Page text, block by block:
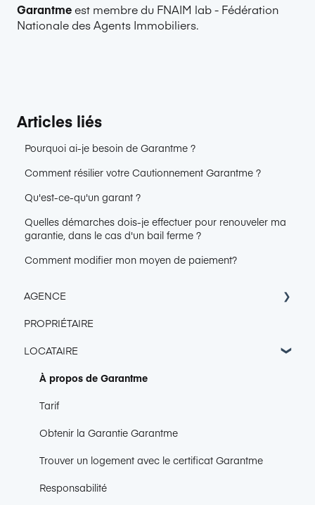
Garantmeest membre du FNAIM lab - Fédération
Nationale des Agents Immobiliers.
Articles liés
Pourquoi ai-je besoin de Garantme ?
Comment résilier votre Cautionnement Garantme ?
Qu'est-ce-qu'un garant ?
Quelles démarches dois-je effectuer pour renouveler ma
garantie, dans le cas d'un bail ferme ?
Comment modifier mon moyen de paiement?
AGENCE
Accès Console Garantme
Intégration & Export
Connexion de boîte mail
CRM
Gestion des dossiers
1-clic GLI
Agenda
PROPRIÉTAIRE
LOCATAIRE
À propos de Garantme
Tarif
Obtenir la Garantie Garantme
Trouver un logement avec le certificat Garantme
Responsabilité